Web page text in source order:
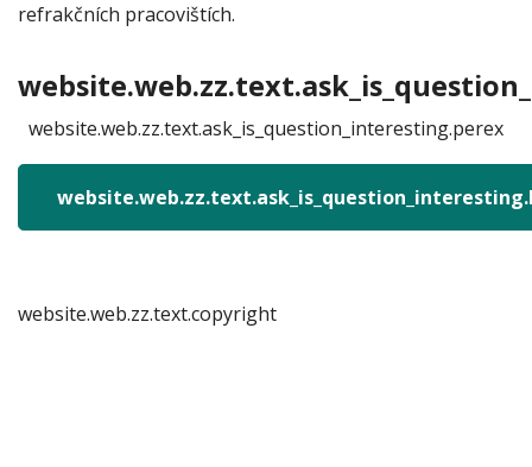
refrakčních pracovištích.
website.web.zz.text.ask_is_question_interesting.perex
website.web.zz.text.copyright